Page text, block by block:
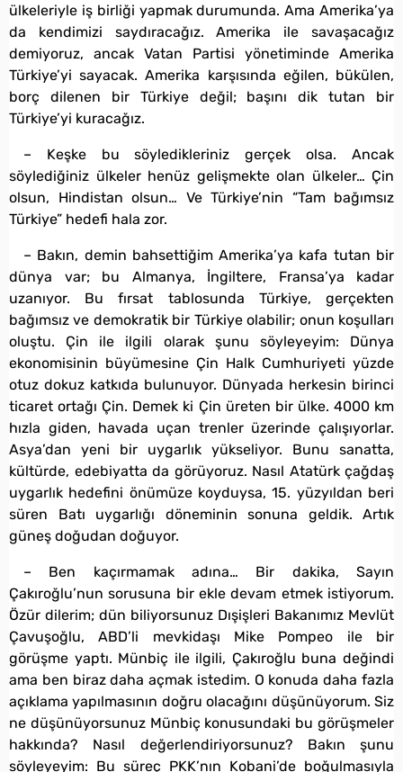
ülkeleriyle iş birliği yapmak durumunda. Ama Amerika’ya
da kendimizi saydıracağız. Amerika ile savaşacağız
demiyoruz, ancak Vatan Partisi yönetiminde Amerika
Türkiye’yi sayacak. Amerika karşısında eğilen, bükülen,
borç dilenen bir Türkiye değil; başını dik tutan bir
Türkiye’yi kuracağız.
– Keşke bu söyledikleriniz gerçek olsa. Ancak
söylediğiniz ülkeler henüz gelişmekte olan ülkeler… Çin
olsun, Hindistan olsun… Ve Türkiye’nin “Tam bağımsız
Türkiye” hedefi hala zor.
– Bakın, demin bahsettiğim Amerika’ya kafa tutan bir
dünya var; bu Almanya, İngiltere, Fransa’ya kadar
uzanıyor. Bu fırsat tablosunda Türkiye, gerçekten
bağımsız ve demokratik bir Türkiye olabilir; onun koşulları
oluştu. Çin ile ilgili olarak şunu söyleyeyim: Dünya
ekonomisinin büyümesine Çin Halk Cumhuriyeti yüzde
otuz dokuz katkıda bulunuyor. Dünyada herkesin birinci
ticaret ortağı Çin. Demek ki Çin üreten bir ülke. 4000 km
hızla giden, havada uçan trenler üzerinde çalışıyorlar.
Asya’dan yeni bir uygarlık yükseliyor. Bunu sanatta,
kültürde, edebiyatta da görüyoruz. Nasıl Atatürk çağdaş
uygarlık hedefini önümüze koyduysa, 15. yüzyıldan beri
süren Batı uygarlığı döneminin sonuna geldik. Artık
güneş doğudan doğuyor.
– Ben kaçırmamak adına… Bir dakika, Sayın
Çakıroğlu’nun sorusuna bir ekle devam etmek istiyorum.
Özür dilerim; dün biliyorsunuz Dışişleri Bakanımız Mevlüt
Çavuşoğlu, ABD’li mevkidaşı Mike Pompeo ile bir
görüşme yaptı. Münbiç ile ilgili, Çakıroğlu buna değindi
ama ben biraz daha açmak istedim. O konuda daha fazla
açıklama yapılmasının doğru olacağını düşünüyorum. Siz
ne düşünüyorsunuz Münbiç konusundaki bu görüşmeler
hakkında? Nasıl değerlendiriyorsunuz? Bakın şunu
söyleyeyim: Bu süreç PKK’nın Kobani’de boğulmasıyla